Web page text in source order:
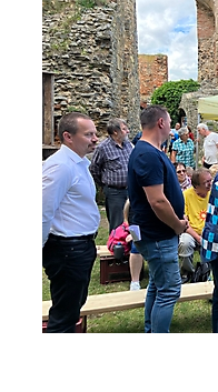
Keramické